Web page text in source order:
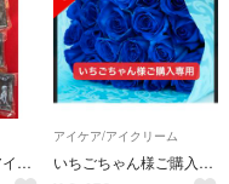
お買得POLA B.A アイゾーンクリームN 100包 26g 【本体同量】
アイケア/アイクリーム
いちごちゃん様ご購入専用